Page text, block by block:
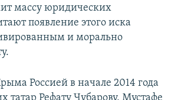
массу юридических
появление этого иска
и морально
Россией в начале 2014 года